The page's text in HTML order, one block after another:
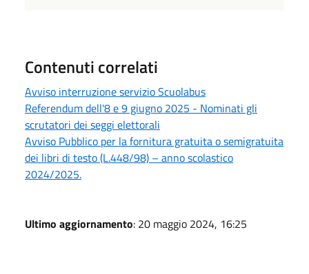
Contenuti correlati
Avviso interruzione servizio Scuolabus
Referendum dell'8 e 9 giugno 2025 - Nominati gli
scrutatori dei seggi elettorali
Avviso Pubblico per la fornitura gratuita o semigratuita
dei libri di testo (L.448/98) – anno scolastico
2024/2025.
Ultimo aggiornamento: 20 maggio 2024, 16:25